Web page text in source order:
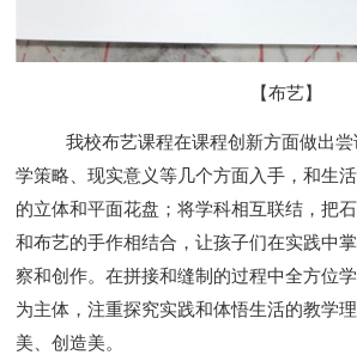
【布艺】
我校布艺课程在课程创新方面做出
学策略、现实意义等几个方面入手 ，和生
的立体和平面花盘 ；将学科相互联结，把
和布艺的手作相结合，让孩子们在实践中
察和创作。在拼接和缝制的过程中全方位
为主体，注重探究实践和体悟生活的教学
美 、创造美。